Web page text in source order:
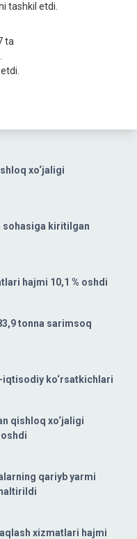
xo‘jaligi
sohasiga kiritilgan
hajmi 10,1 % oshdi
tonna sarimsoq
iqtisodiy ko‘rsatkichlari
qishloq xo‘jaligi
qariyb yarmi
xizmatlari hajmi
tashkil etdi.
ta